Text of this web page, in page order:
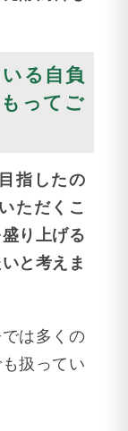
る自負
ってご
指したの
ただくこ
り上げる
と考えま
は多くの
扱ってい